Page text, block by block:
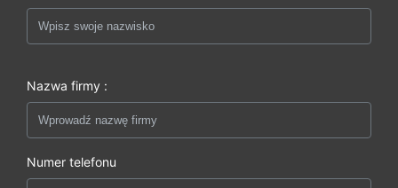
Nazwa firmy :
Numer telefonu